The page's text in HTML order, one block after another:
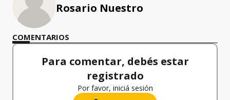
Rosario Nuestro
COMENTARIOS
Para comentar, debés estar
registrado
Por favor, iniciá sesión